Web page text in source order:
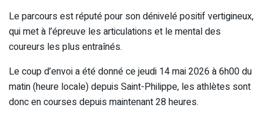
Le parcours est réputé pour son dénivelé positif vertigineux,
qui met à l’épreuve les articulations et le mental des
coureurs les plus entraînés.
Le coup d’envoi a été donné ce jeudi 14 mai 2026 à 6h00 du
matin (heure locale) depuis Saint-Philippe, les athlètes sont
donc en courses depuis maintenant 28 heures.